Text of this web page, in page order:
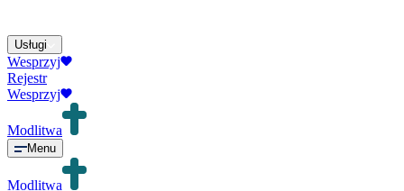
Usługi
Wesprzyj
Rejestr
Wesprzyj
Modlitwa
Menu
Modlitwa